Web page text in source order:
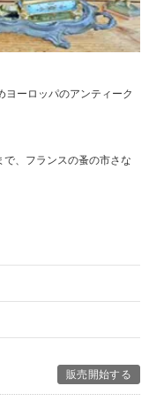
ーロッパのアンティーク
、フランスの蚤の市さな
販売開始する